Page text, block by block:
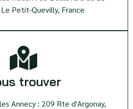
Petit-Quevilly, France
trouver
Annecy : 209 Rte d'Argonay,